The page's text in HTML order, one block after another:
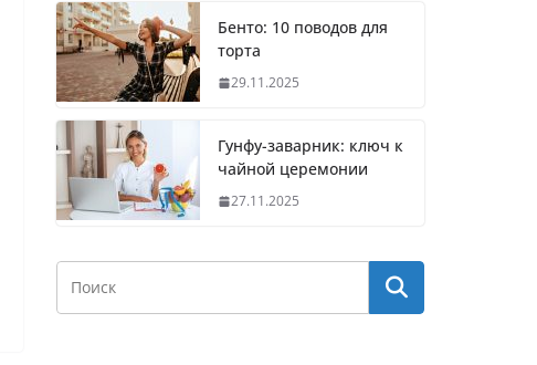
Бенто: 10 поводов для
торта
29.11.2025
Гунфу-заварник: ключ к
чайной церемонии
27.11.2025